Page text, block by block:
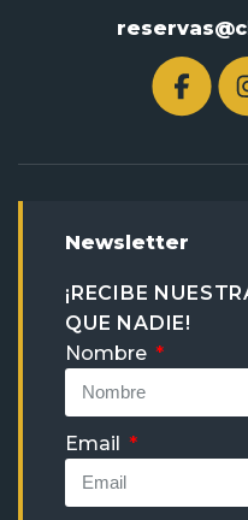
Newsletter
¡RECIBE
QUE NADIE!
Nombre
Email